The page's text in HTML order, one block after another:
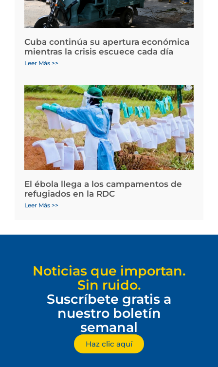
Cuba continúa su apertura económica
mientras la crisis escuece cada día
Leer Más >>
El ébola llega a los campamentos de
refugiados en la RDC
Leer Más >>
Noticias que importan.
Sin ruido.
Suscríbete gratis a
nuestro boletín
semanal
Haz clic aquí